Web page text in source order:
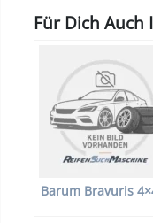
Für Dich Auch
Barum Bravuris